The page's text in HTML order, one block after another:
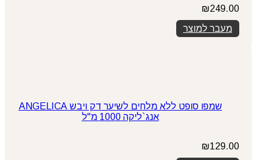
₪249.00
מעבר למוצר
שמפו סופט ללא מלחים לשיער דק ויבש ANGELICA
אנג`ליקה 1000 מ"ל
₪129.00